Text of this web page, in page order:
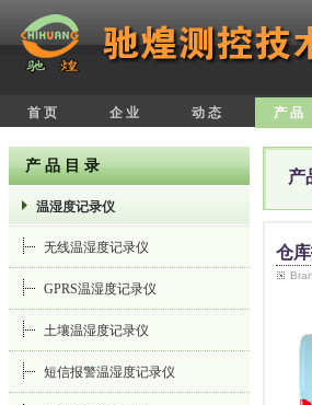
首 页 企 业 动 态 产 品
产 品 目 录
温湿度记录仪
无线温湿度记录仪
GPRS温湿度记录仪
土壤温湿度记录仪
短信报警温湿度记录仪
产
仓